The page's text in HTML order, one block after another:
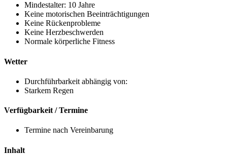
Mindestalter: 10 Jahre
Keine motorischen Beeinträchtigungen
Keine Rückenprobleme
Keine Herzbeschwerden
Normale körperliche Fitness
Wetter
Durchführbarkeit abhängig von:
Starkem Regen
Verfügbarkeit / Termine
Termine nach Vereinbarung
Inhalt